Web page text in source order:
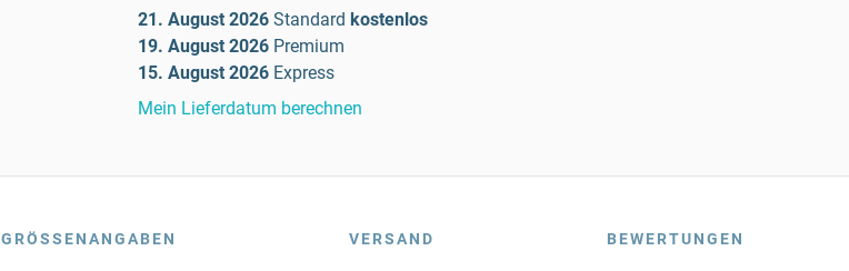
21. August 2026 Standard kostenlos
19. August 2026 Premium
15. August 2026 Express
Mein Lieferdatum berechnen
GRÖSSENANGABEN VERSAND BEWERTUNGEN